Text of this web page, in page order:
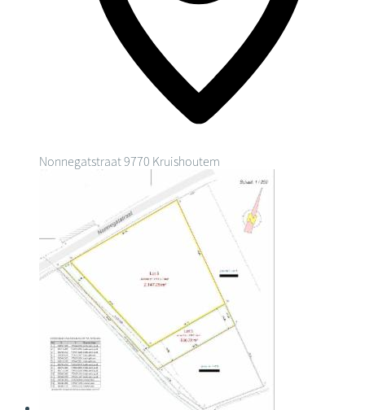
Nonnegatstraat9770 Kruishoutem